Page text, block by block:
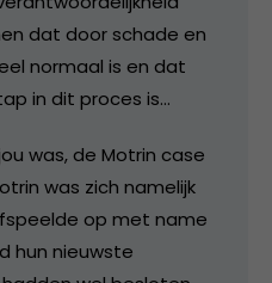
dat door schade en
normaal is en dat
in dit proces is…
was, de Motrin case
was zich namelijk
op met name
hun nieuwste